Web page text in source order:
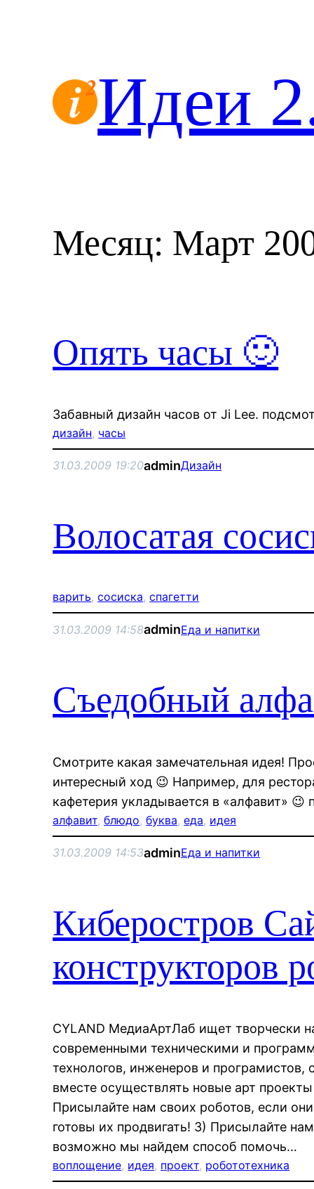
Идеи
Месяц: Март
Опять часы 🙂
Забавный дизайн часов от Ji Lee.
дизайн, часы
31.03.2009 19:20adminДизайн
Волосатая
варить, сосиска, спагетти
31.03.2009 14:58adminЕда и напитки
Съедобный
Смотрите какая замечательная идея!
интересный ход 😉 Например, для
кафетерия укладывается в «алфавит» 😉
алфавит, блюдо, буква, еда, идея
31.03.2009 14:53adminЕда и напитки
Киберостров
конструкторов
CYLAND МедиаАртЛаб ищет творчески
современными техническими и
технологов, инженеров и
вместе осуществлять новые арт
Присылайте нам своих роботов, если
готовы их продвигать! 3) Присылайте
возможно мы найдем способ помочь…
воплощение, идея, проект, робототехника